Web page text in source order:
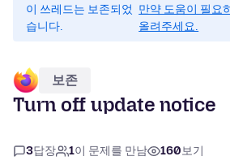
이 쓰레드는 보존되었
습니다.
만약 도움이 필요
올려주세요.
보존
Turn off update notice
3답장 1이 문제를 만남 160보기